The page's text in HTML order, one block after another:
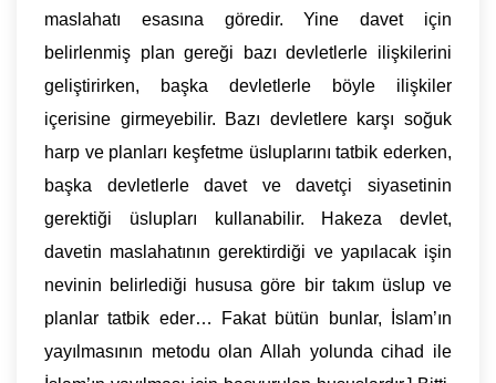
maslahatı esasına göredir. Yine davet için
belirlenmiş plan gereği bazı devletlerle ilişkilerini
geliştirirken, başka devletlerle böyle ilişkiler
içerisine girmeyebilir. Bazı devletlere karşı soğuk
harp ve planları keşfetme üsluplarını tatbik ederken,
başka devletlerle davet ve davetçi siyasetinin
gerektiği üslupları kullanabilir. Hakeza devlet,
davetin maslahatının gerektirdiği ve yapılacak işin
nevinin belirlediği hususa göre bir takım üslup ve
planlar tatbik eder… Fakat bütün bunlar, İslam’ın
yayılmasının metodu olan Allah yolunda cihad ile